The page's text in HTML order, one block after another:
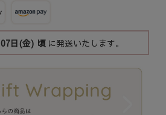
日(金) 頃 に発送いたします。